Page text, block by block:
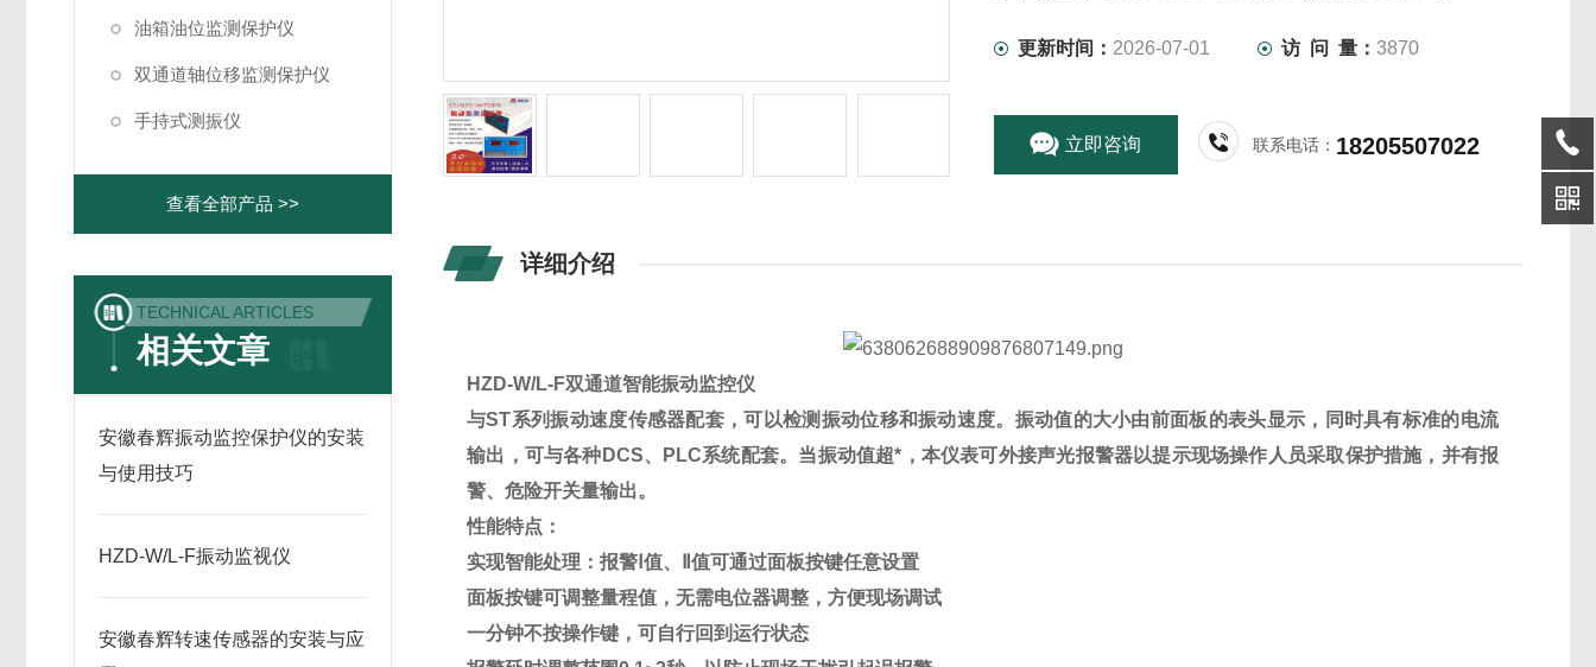
油箱油位监测保护仪
双通道轴位移监测保护仪
手持式测振仪
查看全部产品 >>
TECHNICAL ARTICLES
相关文章
安徽春辉振动监控保护仪的安装
与使用技巧
HZD-W/L-F振动监视仪
安徽春辉转速传感器的安装与应
更新时间： 2026-07-01 访 问 量：3870
立即咨询 联系电话： 18205507022
详细介绍
HZD-W/L-F双通道智能振动监控仪
与ST系列振动速度传感器配套，可以检测振动位移和振动速度。振动值的大小由前面板的表头显示，同时具有标准的电流
输出，可与各种DCS、PLC系统配套。当振动值超*，本仪表可外接声光报警器以提示现场操作人员采取保护措施，并有报
警、危险开关量输出。
性能特点：
实现智能处理：报警Ⅰ值、Ⅱ值可通过面板按键任意设置
面板按键可调整量程值，无需电位器调整，方便现场调试
一分钟不按操作键，可自行回到运行状态